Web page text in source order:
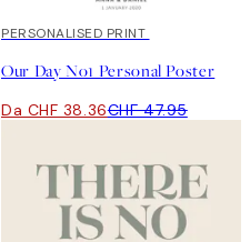
20%*
PERSONALISED PRINT
Our Day No1 Personal Poster
Da CHF 38.36CHF 47.95